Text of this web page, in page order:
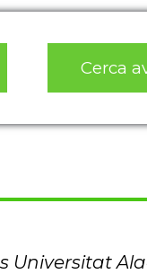
Cerca
Universitat